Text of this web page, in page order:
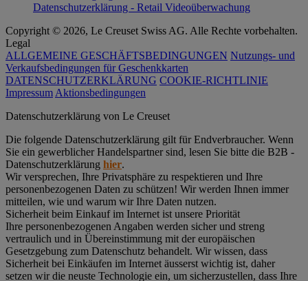
Datenschutzerklärung - Retail Videoüberwachung
Copyright © 2026, Le Creuset Swiss AG. Alle Rechte vorbehalten.
Legal
ALLGEMEINE GESCHÄFTSBEDINGUNGEN Nutzungs- und
Verkaufsbedingungen für Geschenkkarten
DATENSCHUTZERKLÄRUNG COOKIE-RICHTLINIE
Impressum Aktionsbedingungen
Datenschutz­erklärung von Le Creuset
Die folgende Datenschutzerklärung gilt für Endverbraucher. Wenn
Sie ein gewerblicher Handelspartner sind, lesen Sie bitte die B2B -
Datenschutzerklärung hier.
Wir versprechen, Ihre Privatsphäre zu respektieren und Ihre
personenbezogenen Daten zu schützen! Wir werden Ihnen immer
mitteilen, wie und warum wir Ihre Daten nutzen.
Sicherheit beim Einkauf im Internet ist unsere Priorität
Ihre personenbezogenen Angaben werden sicher und streng
vertraulich und in Übereinstimmung mit der europäischen
Gesetzgebung zum Datenschutz behandelt. Wir wissen, dass
Sicherheit bei Einkäufen im Internet äusserst wichtig ist, daher
setzen wir die neuste Technologie ein, um sicherzustellen, dass Ihre